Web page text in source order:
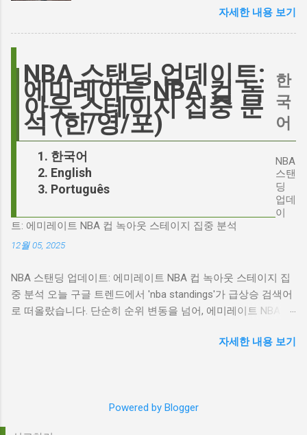
한 비판에 대해 "기다려 보세요. 믿으세요. 분명
의 이미지가 원작과 부합하는지 여부를 넘어, 우
리가 '히스클리프'라는 인물에게 기대하는 바가
무엇인지, 그리고 배우가 그 기대를 어떻게 충족
시킬 수 있는지에 대한 근본적인 질문을 던집니
다. 다니엘 데이 루이스, '진정성'의 대명사 이 지
점에서 다니엘 데이 루이스의 이름이 등장하는
것은 결코 우연이 아닙니다. 그는 '메소드 연
기'의 극한을 보여주는 배우로서, 맡는 역할마다
완벽하게 몰입하여 실제 인물과 구분이 어려울
정도의 연기를 선보였습니다. <나의 왼발>에서
연결고리 오늘의 구글 트렌드 인기 검색어 'jd'는
단순히 두 글자의 약자가 아닙니다. 최근 미국
'Signalgate' 스캔들과 깊숙이 연결되어 있습니
다. 폭스뉴스 진행자 피트 헤게세스(Pete
Hegseth)를 중심으로 벌어진 이 스캔들은 예상
치 못한 인물, JD 밴스(JD Vance)의 이름까지 소
환하며 파장을 일으키고 있습니다. 왜 'jd'가 갑자
들이 어떻게 얽혀있는 것일까요? 최대100%세일
오늘의 특가 'Signalgate' 스캔들: 피트 헤게세스
의 그림자 먼저 'Signalgate' 스캔들의 핵심 인물
인 피트 헤게세스부터 살펴봐야 합니다. 최근 공
개된 국방부 감사 보고서에 따르면, 헤게세스는
스의 행위가 윤리적으로 심각한 문제를 야기하
며, 군의 명예를 훼손할 수 있다고 지적합니다.
Photo by Samuel Regan-Asante on Unsplash
제는 여기서 끝나지 않았습니다. 스캔들이 터진
지 내용은 정확히 알려지지 않았지만, 그의 ...
자세한 내용 보기
NBA 스탠딩 업데이트:
에미레이트 NBA 컵 녹
아웃 스테이지 집중 분
석 (한/영/포)
한국어
English
Português
한
국
어
NBA
스탠
딩
업데
이
트: 에미레이트 NBA 컵 녹아웃 스테이지 집중 분석
12월 05, 2025
NBA 스탠딩 업데이트: 에미레이트 NBA 컵 녹아웃 스테이지 집
중 분석 오늘 구글 트렌드에서 'nba standings'가 급상승 검색어
로 떠올랐습니다. 단순히 순위 변동을 넘어, 에미레이트 NBA 컵
받고 있습니다. 이번 포스팅에서는 NBA 컵 녹아웃 스테이지 관
들의 기대감을 고조시키고 있습니다. "Emirates NBA Cup
자세한 내용 보기
Powered by Blogger